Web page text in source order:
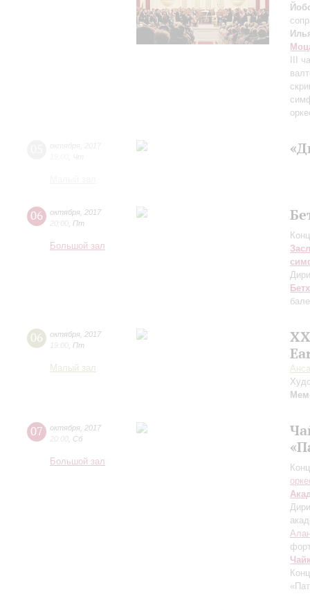
III
06 октября 2017
20:00 Пт
Большой зал
06 октября 2017
19:00 Пт
Малый зал
07 октября 2017
20:00 Сб
Большой зал